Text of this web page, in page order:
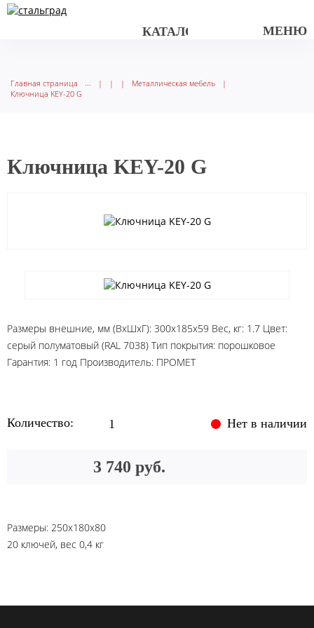
КАТАЛОГ ТОВАРОВМЕНЮ
Главная страница | | | Металлическая мебель
|
Ключница KEY-20 G
Ключница KEY-20 G
Размеры внешние, мм (ВхШхГ): 300x185x59 Вес, кг: 1.7 Цвет:
серый полуматовый (RAL 7038) Тип покрытия: порошковое
Гарантия: 1 год Производитель: ПРОМЕТ
Количество: Нет в наличии
3 740 руб.
Размеры: 250x180x80
20 ключей, вес 0,4 кг